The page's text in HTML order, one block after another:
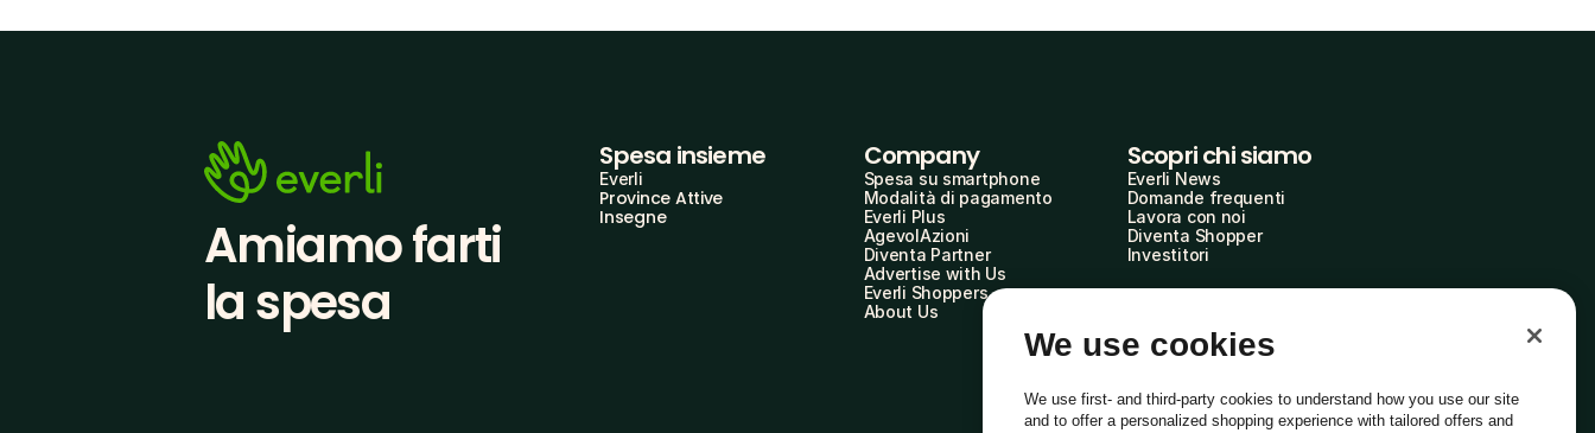
Amiamo farti
la spesa
Spesa insieme
Everli
Province Attive
Insegne
Company
Spesa su smartphone
Modalità di pagamento
Everli Plus
AgevolAzioni
Diventa Partner
Advertise with Us
Everli Shoppers
About Us
Scopri chi siamo
Everli News
Domande frequenti
Lavora con noi
Diventa Shopper
Investitori
We use cookies
We use first- and third-party cookies to understand how you use our site
and to offer a personalized shopping experience with tailored offers and